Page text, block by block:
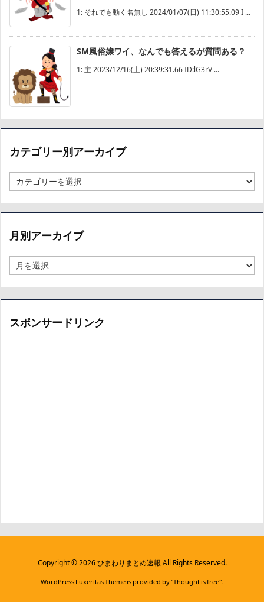
1: それでも動く名無し 2024/01/07(日) 11:30:55.09 I ...
SM風俗嬢ワイ、なんでも答えるが質問ある？
1: 主 2023/12/16(土) 20:39:31.66 ID:lG3rV ...
カテゴリー別アーカイブ
テ
ゴ
リ
別
ー
カ
月別アーカイブ
別
ア
イ
スポンサードリンク
Copyright ©2026 ひまわりまとめ速報 All Rights Reserved.
WordPress Luxeritas Theme is provided by "Thought is free".